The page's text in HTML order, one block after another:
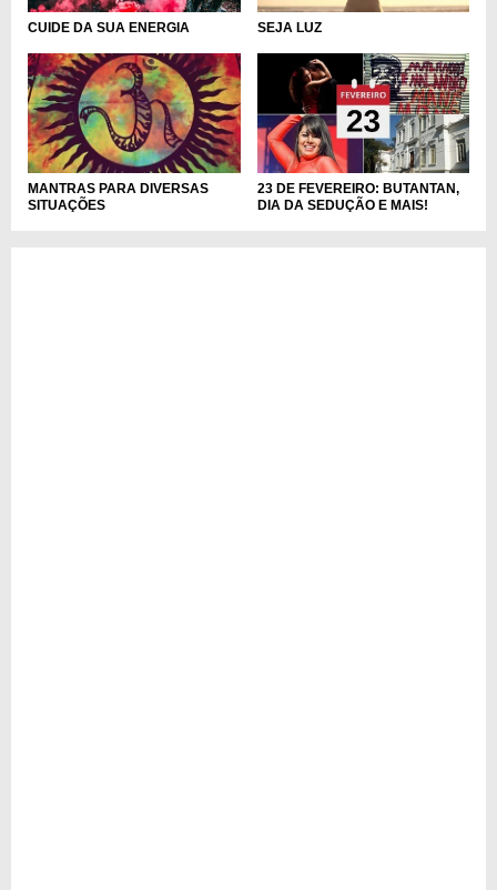
CUIDE DA SUA ENERGIA SEJA LUZ
MANTRAS PARA DIVERSAS
SITUAÇÕES
23 DE FEVEREIRO: BUTANTAN,
DIA DA SEDUÇÃO E MAIS!